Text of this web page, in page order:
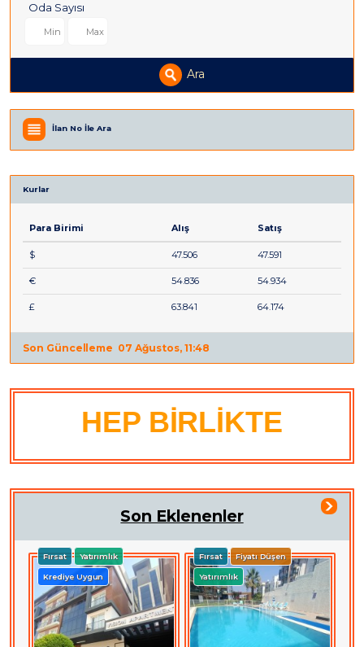
Oda Sayısı
Ara
İlan No İle Ara
Kurlar
Para Birimi Alış Satış
$ 47.506 47.591
€ 54.836 54.934
£ 63.841 64.174
Son Güncelleme 07 Ağustos, 11:48
HEP BİRLİKTE
Son Eklenenler
Fırsat Yatırımlık
Krediye Uygun
Fırsat Fiyatı Düşen
Yatırımlık